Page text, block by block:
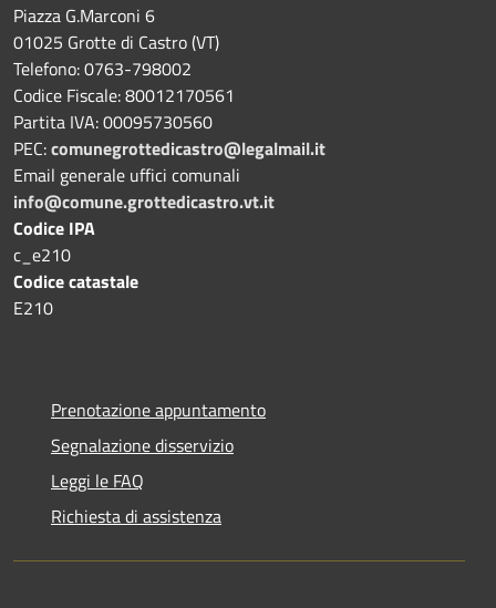
Piazza G.Marconi 6
01025 Grotte di Castro (VT)
Telefono: 0763-798002
Codice Fiscale: 80012170561
Partita IVA: 00095730560
PEC:comunegrottedicastro@legalmail.it
Email generale uffici comunali
info@comune.grottedicastro.vt.it
Codice IPA
c_e210
Codice catastale
E210
Prenotazione appuntamento
Segnalazione disservizio
Leggi le FAQ
Richiesta di assistenza